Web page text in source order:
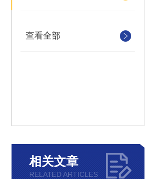
查看全部
相关文章
RELATED ARTICLES